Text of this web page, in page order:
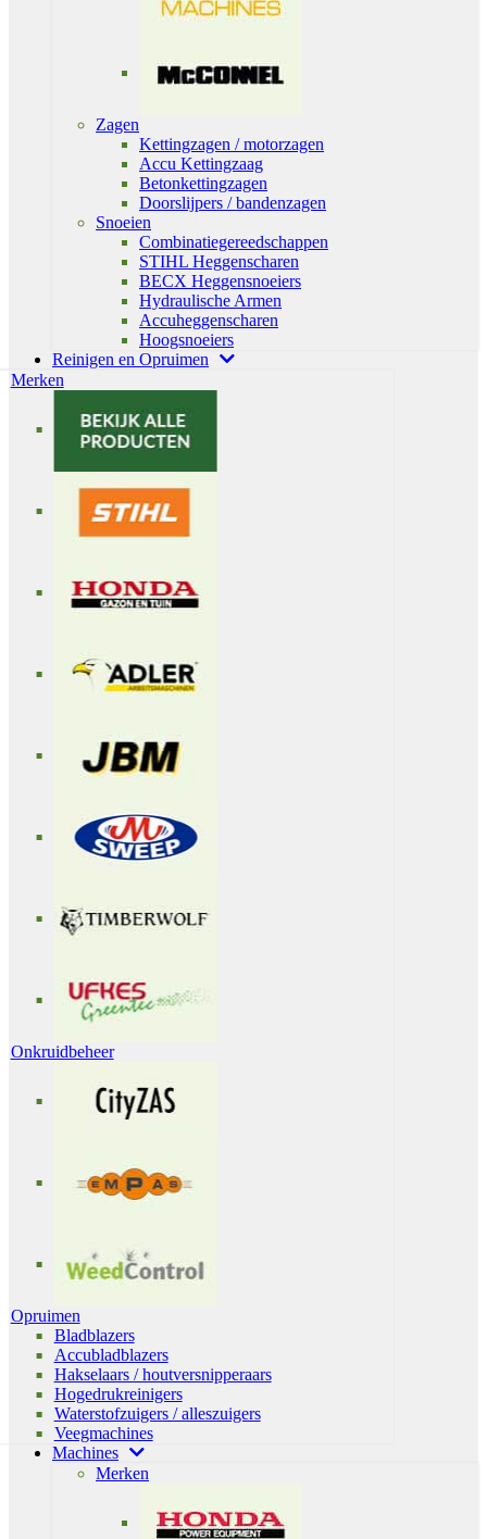
Zagen
Kettingzagen / motorzagen
Accu Kettingzaag
Betonkettingzagen
Doorslijpers / bandenzagen
Snoeien
Combinatiegereedschappen
STIHL Heggenscharen
BECX Heggensnoeiers
Hydraulische Armen
Accuheggenscharen
Hoogsnoeiers
Reinigen en Opruimen
Merken
Onkruidbeheer
Opruimen
Bladblazers
Accubladblazers
Hakselaars / houtversnipperaars
Hogedrukreinigers
Waterstofzuigers / alleszuigers
Veegmachines
Machines
Merken